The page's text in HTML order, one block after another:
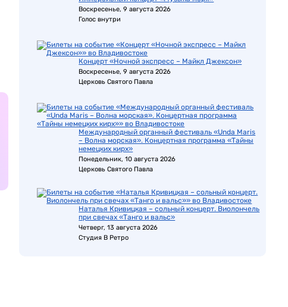
Воскресенье, 9 августа 2026
Голос внутри
Концерт «Ночной экспресс – Майкл Джексон»
Воскресенье, 9 августа 2026
Церковь Святого Павла
Международный органный фестиваль «Unda Maris
– Волна морская». Концертная программа «Тайны
немецких кирх»
Понедельник, 10 августа 2026
Церковь Святого Павла
Наталья Кривицкая – сольный концерт. Виолончель
при свечах «Танго и вальс»
Четверг, 13 августа 2026
Студия В Ретро